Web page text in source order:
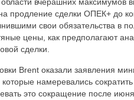
продление сделки ОПЕК+ до
свои обязательства в
цены, как предполагают
сделки.
Brent оказали заявления
намеревались
это сокращение после июня.